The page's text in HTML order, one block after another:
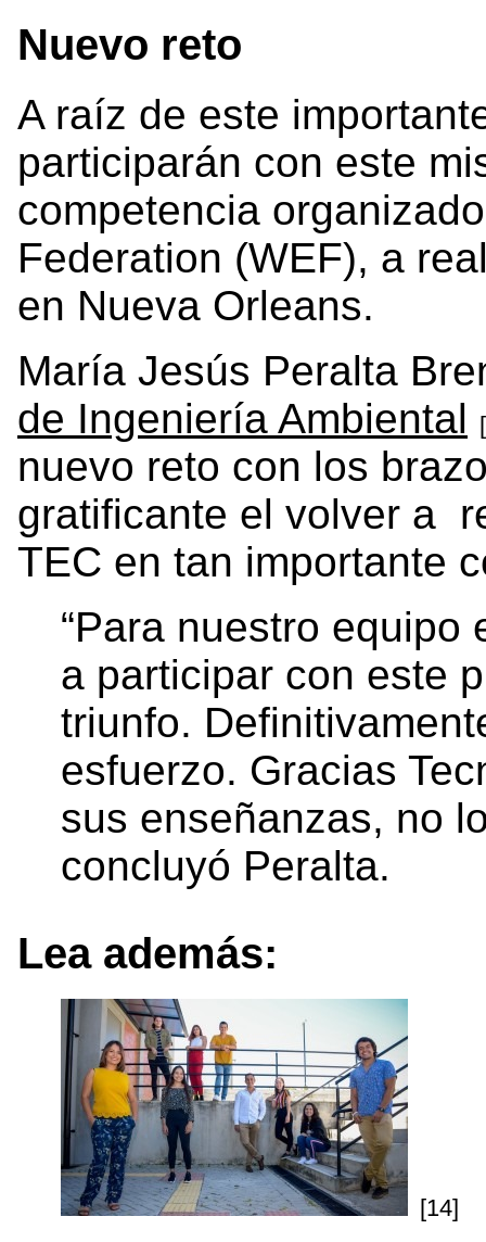
Nuevo reto
A raíz de este
participarán con este
competencia
Federation (WEF), a
en Nueva Orleans.
María Jesús Peralta
de Ingeniería Ambiental
nuevo reto con los
gratificante el volver a
TEC en tan importante
“Para nuestro
a participar con este
triunfo.
esfuerzo. Gracias
sus enseñanzas, no
concluyó Peralta.
Lea además:
[14]